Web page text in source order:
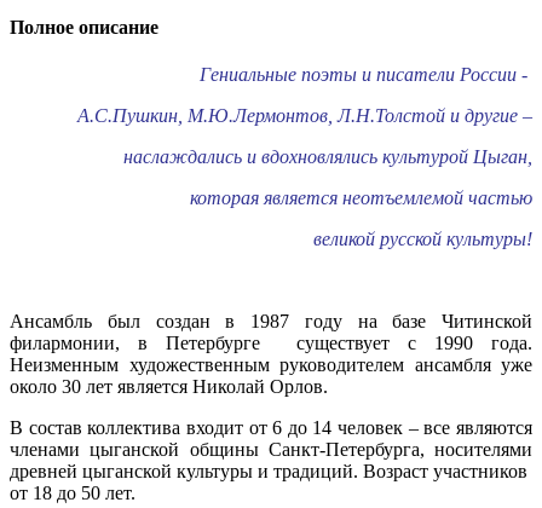
Полное описание
Гениальные поэты и писатели России -
А.С.Пушкин, М.Ю.Лермонтов, Л.Н.Толстой и другие –
наслаждались и вдохновлялись культурой Цыган,
которая является неотъемлемой частью
великой русской культуры!
Ансамбль был создан в 1987 году на базе Читинской
филармонии, в Петербурге существует с 1990 года.
Неизменным художественным руководителем ансамбля уже
около 30 лет является Николай Орлов.
В состав коллектива входит от 6 до 14 человек – все являются
членами цыганской общины Санкт-Петербурга, носителями
древней цыганской культуры и традиций. Возраст участников
от 18 до 50 лет.